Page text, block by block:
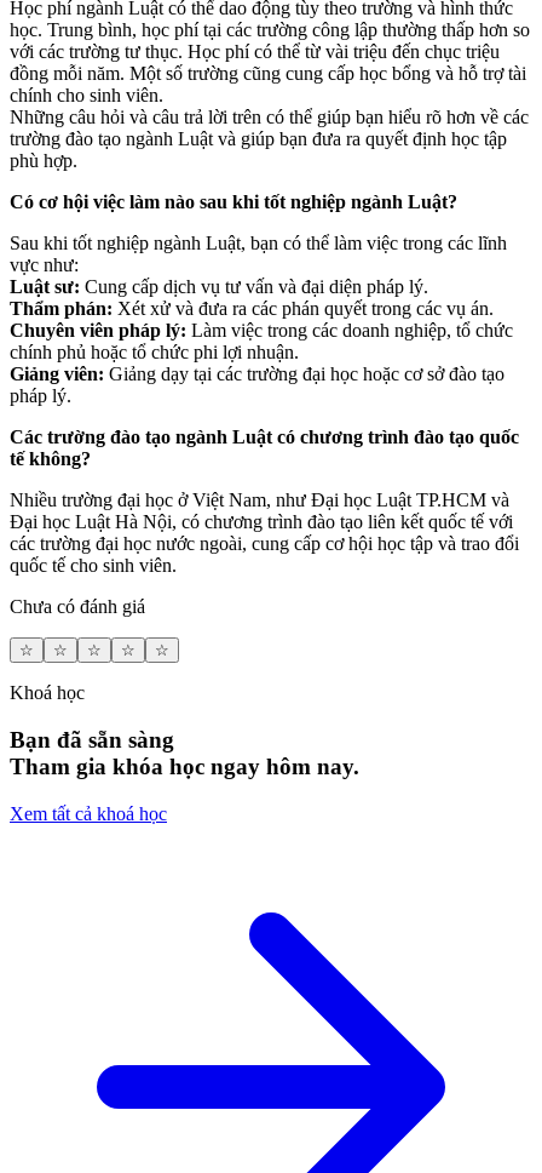
Học phí ngành Luật có thể dao động tùy theo trường và hình thức
học. Trung bình, học phí tại các trường công lập thường thấp hơn so
với các trường tư thục. Học phí có thể từ vài triệu đến chục triệu
đồng mỗi năm. Một số trường cũng cung cấp học bổng và hỗ trợ tài
chính cho sinh viên.
Những câu hỏi và câu trả lời trên có thể giúp bạn hiểu rõ hơn về các
trường đào tạo ngành Luật và giúp bạn đưa ra quyết định học tập
phù hợp.
Có cơ hội việc làm nào sau khi tốt nghiệp ngành Luật?
Sau khi tốt nghiệp ngành Luật, bạn có thể làm việc trong các lĩnh
vực như:
Luật sư: Cung cấp dịch vụ tư vấn và đại diện pháp lý.
Thẩm phán: Xét xử và đưa ra các phán quyết trong các vụ án.
Chuyên viên pháp lý: Làm việc trong các doanh nghiệp, tổ chức
chính phủ hoặc tổ chức phi lợi nhuận.
Giảng viên: Giảng dạy tại các trường đại học hoặc cơ sở đào tạo
pháp lý.
Các trường đào tạo ngành Luật có chương trình đào tạo quốc
tế không?
Nhiều trường đại học ở Việt Nam, như Đại học Luật TP.HCM và
Đại học Luật Hà Nội, có chương trình đào tạo liên kết quốc tế với
các trường đại học nước ngoài, cung cấp cơ hội học tập và trao đổi
quốc tế cho sinh viên.
Chưa có đánh giá
☆ ☆ ☆ ☆ ☆
Khoá học
Bạn đã sẵn sàng
Tham gia khóa học ngay hôm nay.
Xem tất cả khoá học